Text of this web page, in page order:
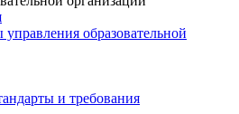
образовательной
и требования